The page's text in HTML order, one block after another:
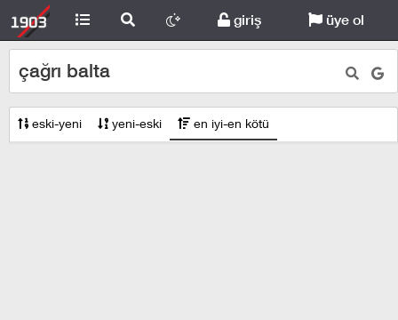
giriş üye ol
çağrı balta
eski-yeni yeni-eski en iyi-en kötü